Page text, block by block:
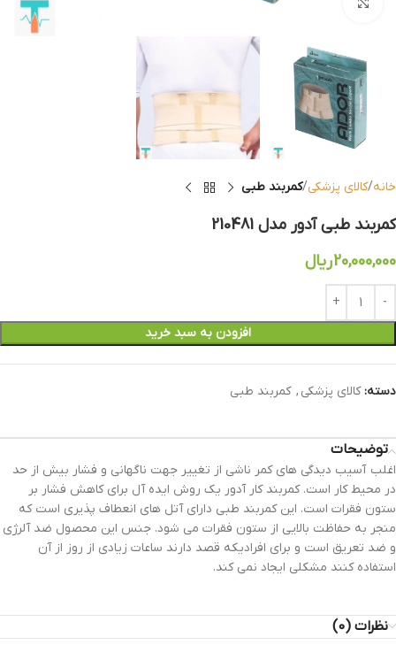
بزرگنمایی تصویر
خانه کالای پزشکی کمربند طبی
کمربند طبی آدور مدل 210481
20,000,000ریال
افزودن به سبد خرید
دسته: کالای پزشکی , کمربند طبی
توضیحات
اغلب آسیب دیدگی های کمر ناشی از تغییر جهت ناگهانی و فشار بیش از حد
در محیط کار است. کمربند کار آدور یک روش ایده آل برای کاهش فشار بر
ستون فقرات است. این کمربند طبی دارای آتل های انعطاف پذیری است که
منجر به حفاظت بالایی از ستون فقرات می شود. جنس این محصول ضد آلرژی
و ضد تعریق است و برای افرادیکه قصد دارند ساعات زیادی از روز از آن
استفاده کنند مشکلی ایجاد نمی کند.
نظرات (0)